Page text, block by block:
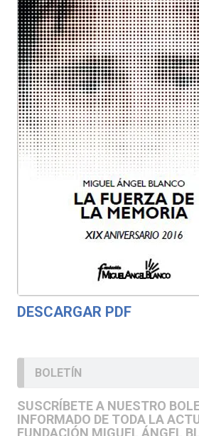
DESCARGAR PDF
BOLETÍN
SUSCRÍBETE A NUESTRO
INFORMADO DE TODA LA
FUNDACIÓN MIGUEL ÁNGEL